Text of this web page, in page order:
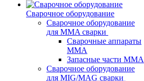
Сварочное оборудование
Сварочное оборудование
для MMA сварки
Сварочные аппараты
MMA
Запасные части MMA
Сварочное оборудование
для MIG/MAG сварки